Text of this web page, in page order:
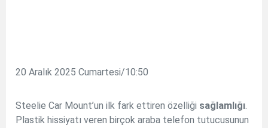
20 Aralık 2025 Cumartesi/10:50
Steelie Car Mount’un ilk fark ettiren özelliği sağlamlığı.
Plastik hissiyatı veren birçok araba telefon tutucusunun